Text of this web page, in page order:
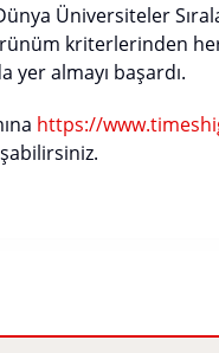
Üniversiteler
kriterlerinden
yer almayı başardı.
https://